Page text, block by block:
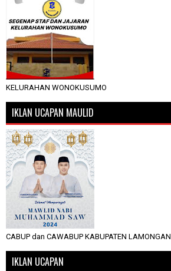
KELURAHAN WONOKUSUMO
IKLAN UCAPAN MAULID
CABUP dan CAWABUP KABUPATEN LAMONGAN
IKLAN UCAPAN